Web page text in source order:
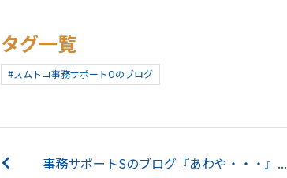
タグ一覧
#スムトコ事務サポートOのブログ
事務サポートSのブログ『あわや・・・』...